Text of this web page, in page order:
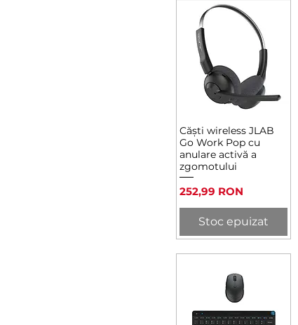
Afișare rapidă
Căști wireless JLAB
Go Work Pop cu
anulare activă a
zgomotului
Preț
252,99 RON
Stoc epuizat